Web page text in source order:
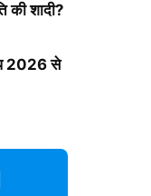
की शादी?
2026 से